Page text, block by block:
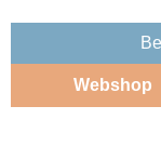
Webshop